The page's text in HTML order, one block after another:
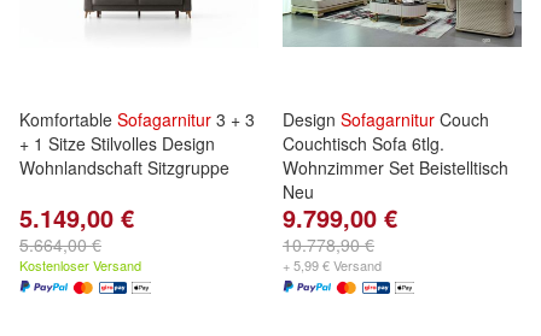
Komfortable Sofagarnitur 3 + 3
+ 1 Sitze Stilvolles Design
Wohnlandschaft Sitzgruppe
5.149,00 €
5.664,00 €
Kostenloser Versand
Design Sofagarnitur Couch
Couchtisch Sofa 6tlg.
Wohnzimmer Set Beistelltisch
Neu
9.799,00 €
10.778,90 €
+ 5,99 € Versand